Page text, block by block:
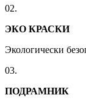
02.
ЭКО КРАСКИ
Экологически
03.
ПОДРАМНИК